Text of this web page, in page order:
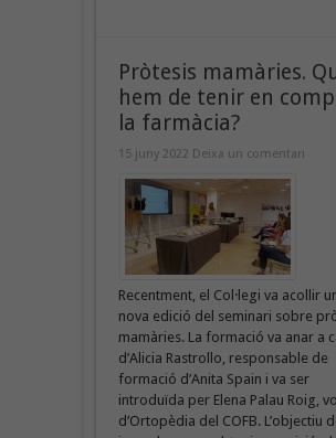
Pròtesis mamàries.
hem de tenir en
la farmàcia?
15 juny 2022 Deixa un comentari
Recentment, el Col·legi va acollir
nova edició del seminari sobre
mamàries. La formació va anar a
d’Alicia Rastrollo, responsable de
formació d’Anita Spain i va ser
introduïda per Elena Palau Roig,
d’Ortopèdia del COFB. L’objectiu